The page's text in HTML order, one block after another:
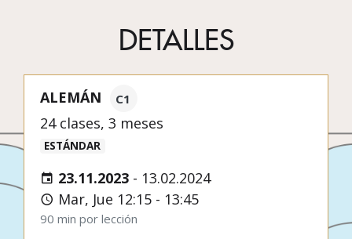
DETALLES
ALEMÁN C1
24 clases, 3 meses
ESTÁNDAR
23.11.2023 - 13.02.2024
Mar, Jue 12:15 - 13:45
90 min por lección